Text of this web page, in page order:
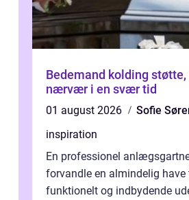
Bedemand kolding støtte, overblik og
nærvær i en svær tid
01 august 2026
Sofie
inspiration
En professionel
forvandle en almindelig have
funktionelt og indbydende